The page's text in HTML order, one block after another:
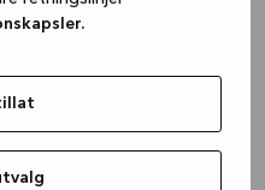
browser console for more
.